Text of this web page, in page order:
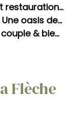
Soirées étapes, table d'hôtes et restauration sur place à La Girouardière
Notre identité : La Girouardière, Une oasis de bien-être inattendue en Sarthe. L'art de ralentir.
Adults Only à La Flèche | Séjour couple & bien-être – La Girouardière
Flèche